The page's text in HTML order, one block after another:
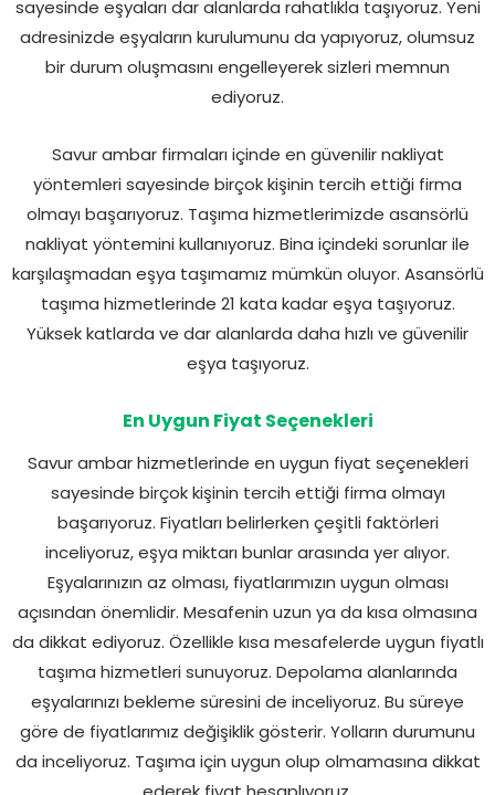
sayesinde eşyaları dar alanlarda rahatlıkla taşıyoruz. Yeni
adresinizde eşyaların kurulumunu da yapıyoruz, olumsuz
bir durum oluşmasını engelleyerek sizleri memnun
ediyoruz.
Savur ambar firmaları içinde en güvenilir nakliyat
yöntemleri sayesinde birçok kişinin tercih ettiği firma
olmayı başarıyoruz. Taşıma hizmetlerimizde asansörlü
nakliyat yöntemini kullanıyoruz. Bina içindeki sorunlar ile
karşılaşmadan eşya taşımamız mümkün oluyor. Asansörlü
taşıma hizmetlerinde 21 kata kadar eşya taşıyoruz.
Yüksek katlarda ve dar alanlarda daha hızlı ve güvenilir
eşya taşıyoruz.
En Uygun Fiyat Seçenekleri
Savur ambar hizmetlerinde en uygun fiyat seçenekleri
sayesinde birçok kişinin tercih ettiği firma olmayı
başarıyoruz. Fiyatları belirlerken çeşitli faktörleri
inceliyoruz, eşya miktarı bunlar arasında yer alıyor.
Eşyalarınızın az olması, fiyatlarımızın uygun olması
açısından önemlidir. Mesafenin uzun ya da kısa olmasına
da dikkat ediyoruz. Özellikle kısa mesafelerde uygun fiyatlı
taşıma hizmetleri sunuyoruz. Depolama alanlarında
eşyalarınızı bekleme süresini de inceliyoruz. Bu süreye
göre de fiyatlarımız değişiklik gösterir. Yolların durumunu
da inceliyoruz. Taşıma için uygun olup olmamasına dikkat